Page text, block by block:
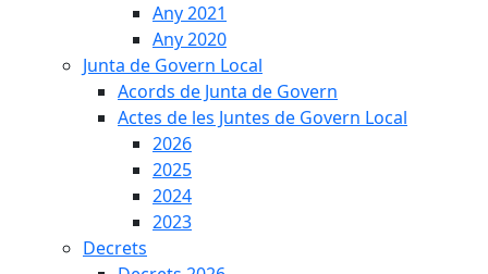
Any 2021
Any 2020
Junta de Govern Local
Acords de Junta de Govern
Actes de les Juntes de Govern Local
2026
2025
2024
2023
Decrets